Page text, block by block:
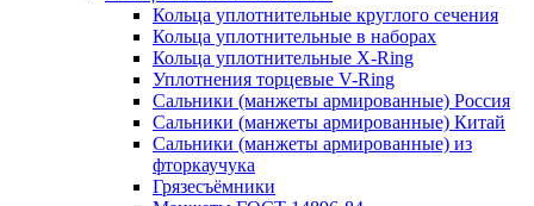
Кольца уплотнительные круглого сечения
Кольца уплотнительные в наборах
Кольца уплотнительные Х-Ring
Уплотнения торцевые V-Ring
Сальники (манжеты армированные) Россия
Сальники (манжеты армированные) Китай
Сальники (манжеты армированные) из
фторкаучука
Грязесъёмники